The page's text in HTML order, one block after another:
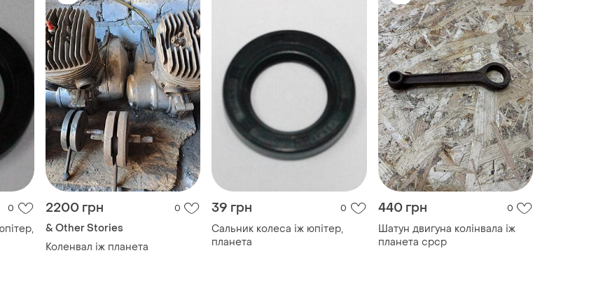
0 2200 грн 0
& Other Stories
Коленвал іж планета
39 грн 0
Сальник колеса іж юпітер,
планета
440 грн 0
Шатун двигуна колінвала іж
планета срср